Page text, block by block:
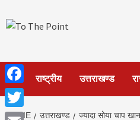
to
होम राष्ट्रीय उत्तराखण्ड
HOME उत्तराखण्ड ज्यादा सोया चाप
Facebook
Twitter